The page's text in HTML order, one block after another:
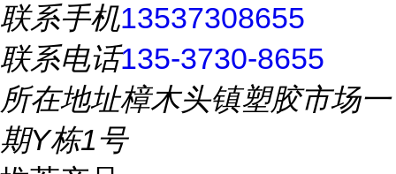
联系手机13537308655
联系电话135-3730-8655
所在地址樟木头镇塑胶市场一
期Y栋1号